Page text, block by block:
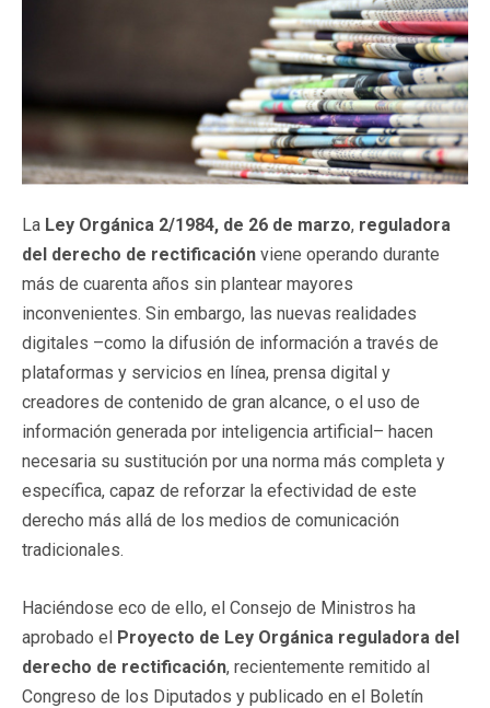
La Ley Orgánica 2/1984, de 26 de marzo, reguladora
del derecho de rectificación viene operando durante
más de cuarenta años sin plantear mayores
inconvenientes. Sin embargo, las nuevas realidades
digitales –como la difusión de información a través de
plataformas y servicios en línea, prensa digital y
creadores de contenido de gran alcance, o el uso de
información generada por inteligencia artificial– hacen
necesaria su sustitución por una norma más completa y
específica, capaz de reforzar la efectividad de este
derecho más allá de los medios de comunicación
tradicionales.
Haciéndose eco de ello, el Consejo de Ministros ha
aprobado el Proyecto de Ley Orgánica reguladora del
derecho de rectificación, recientemente remitido al
Congreso de los Diputados y publicado en el Boletín